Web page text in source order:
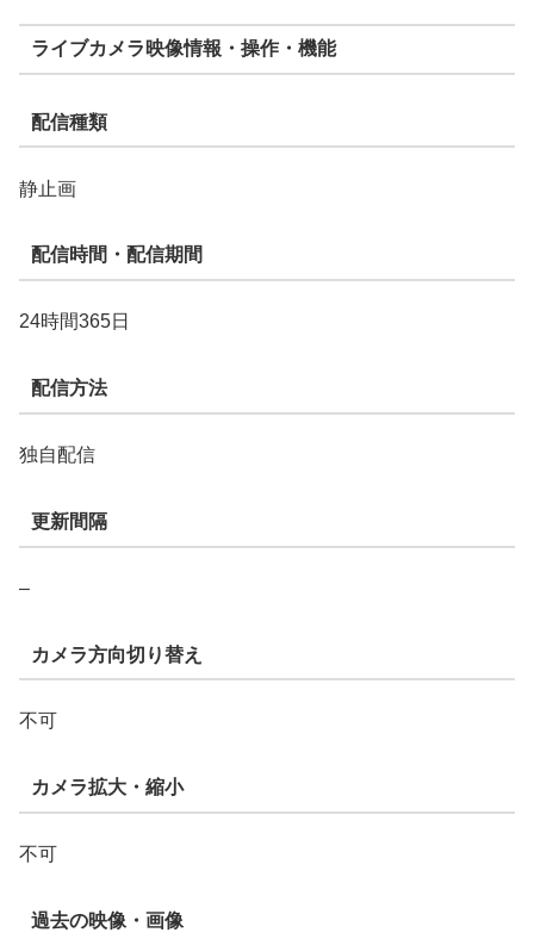
ライブカメラ映像情報・操作・機能
配信種類
静止画
配信時間・配信期間
24時間365日
配信方法
独自配信
更新間隔
–
カメラ方向切り替え
不可
カメラ拡大・縮小
不可
過去の映像・画像